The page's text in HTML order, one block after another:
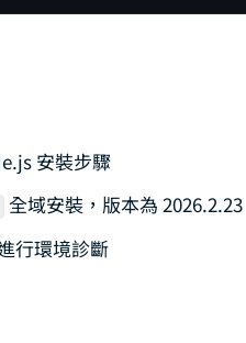
安裝步驟
全域安裝，版本為 2026.2.23
行環境診斷